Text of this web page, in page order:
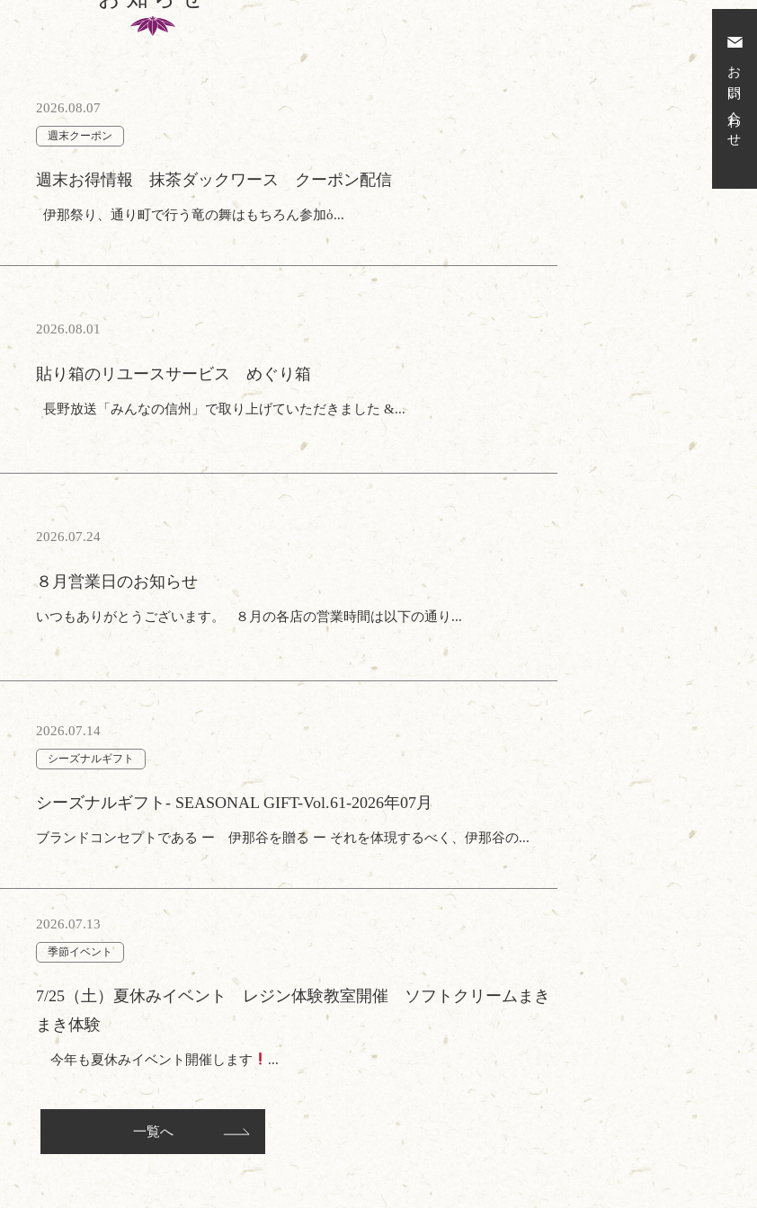
お問い合わせ
2026.08.07
週末クーポン
週末お得情報 抹茶ダックワース クーポン配信
伊那祭り、通り町で行う竜の舞はもちろん参加ὀ...
2026.08.01
貼り箱のリユースサービス めぐり箱
長野放送「みんなの信州」で取り上げていただきました &...
2026.07.24
８月営業日のお知らせ
いつもありがとうございます。 ８月の各店の営業時間は以下の通り...
2026.07.14
シーズナルギフト
シーズナルギフト- SEASONAL GIFT-Vol.61-2026年07月
ブランドコンセプトである ー 伊那谷を贈る ー それを体現するべく、伊那谷の...
2026.07.13
季節イベント
7/25（土）夏休みイベント レジン体験教室開催 ソフトクリームまき
まき体験
今年も夏休みイベント開催します ...
一覧へ